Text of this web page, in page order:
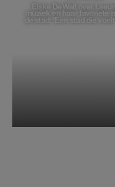
Elske DeWall over
muziek en haar favoriete
de stad: 'Een stad die voelt